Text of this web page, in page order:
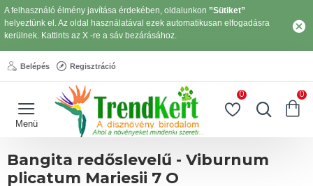
A felhasználó élmény javítása érdekében, oldalunkon ”Sütiket”
helyeztünk el. Az oldal használatával ezek automatikusan elfogadásra
kerülnek. Kattints az X -re a sáv bezárásához.
Belépés Regisztráció
0 0
Bangita redőslevelű - Viburnum
plicatum Mariesii 7 O